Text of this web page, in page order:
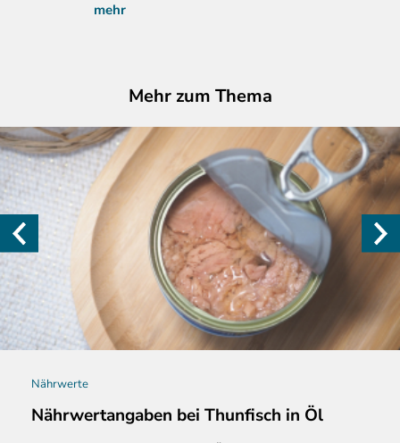
mehr
Mehr zum Thema
Nährwerte
Nährwertangaben bei Thunfisch in Öl